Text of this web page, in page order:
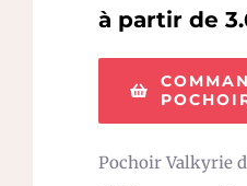
Note
sur
5
à partir de
Pochoir Valkyrie